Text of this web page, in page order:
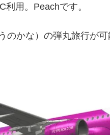
用。Peachです。
のかな）の弾丸旅行が可